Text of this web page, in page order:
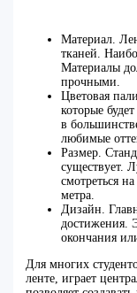
Материал.
тканей.
Материалы
прочными.
Цветовая
которые
в
любимые
Размер.
существует.
смотреться
метра.
Дизайн.
достижения.
окончания
Для многих
ленте, играет